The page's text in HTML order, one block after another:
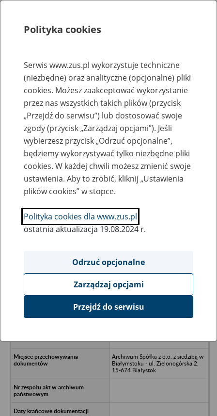
Rejestry, ewidencje i archiwa
Baza zlikwidowanych lub
przekształconych zakładów pracy
Nazwa zakładu pracy:
SZUKAJ
Ukryj wszystkie pozycje bazy
Przedsiębiorstwo Handlowo-
Archiwum Spółka z o.o. z siedzibą w
Białymstoku - ul. Zielonogórska 2,
15-674 Białystok
Polityka cookies
Serwis www.zus.pl wykorzystuje techniczne
(niezbędne) oraz analityczne (opcjonalne) pliki
cookies. Możesz zaakceptować wykorzystanie
przez nas wszystkich takich plików (przycisk
„Przejdź do serwisu”) lub dostosować swoje
zgody (przycisk „Zarządzaj opcjami”). Jeśli
wybierzesz przycisk „Odrzuć opcjonalne”,
będziemy wykorzystywać tylko niezbędne pliki
cookies. W każdej chwili możesz zmienić swoje
ustawienia. Aby to zrobić, kliknij „Ustawienia
plików cookies” w stopce.
Polityka cookies dla www.zus.pl
ostatnia aktualizacja 19.08.2024 r.
Odrzuć opcjonalne
Zarządzaj opcjami
Przejdź do serwisu